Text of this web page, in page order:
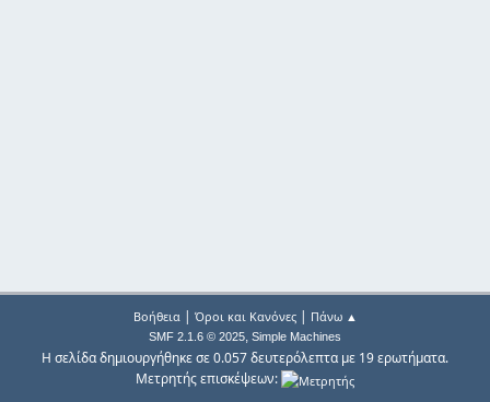
Βοήθεια| Όροι και Κανόνες| Πάνω ▲
SMF 2.1.6 © 2025, Simple Machines
Η σελίδα δημιουργήθηκε σε 0.057 δευτερόλεπτα με 19 ερωτήματα.
Μετρητής επισκέψεων: